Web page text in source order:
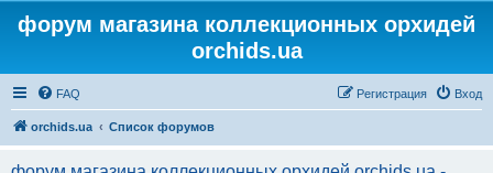
форум магазина коллекционных орхидей
orchids.ua
FAQ Вход
Регистрация
orchids.ua Список форумов